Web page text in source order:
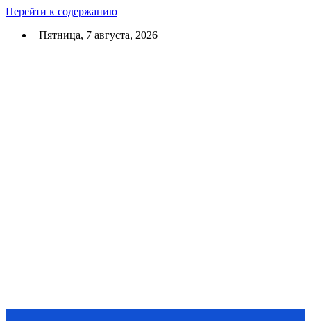
Перейти к содержанию
Пятница, 7 августа, 2026